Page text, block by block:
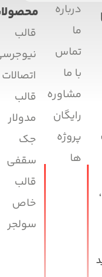
محصولات
قالب
نیوجرسی
اتصالات
قالب
مدولار
جک
سقفی
قالب
خاص
سولجر
درباره
ما
تماس
با ما
مشاوره
رایگان
پروژه
ها